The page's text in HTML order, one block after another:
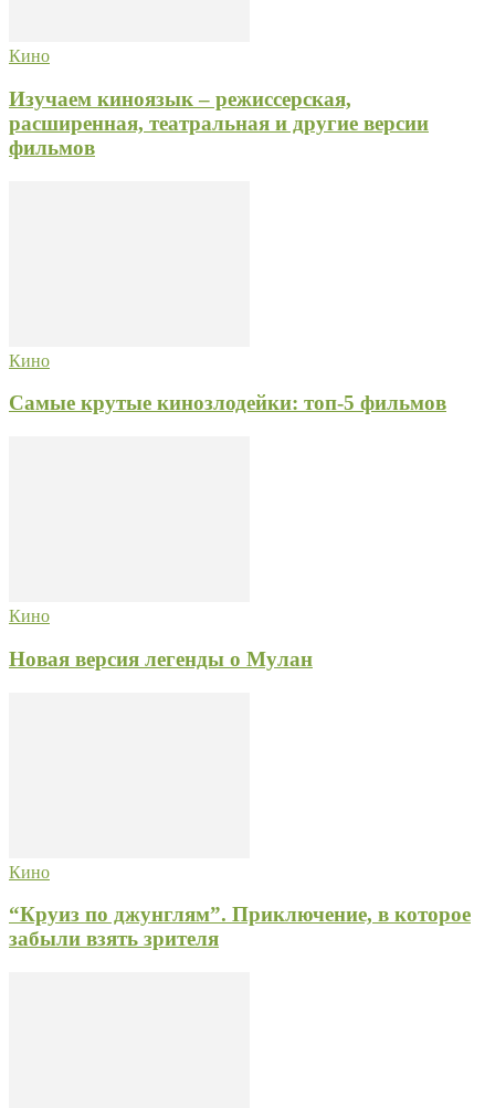
Кино
Изучаем киноязык – режиссерская,
расширенная, театральная и другие версии
фильмов
Кино
Самые крутые кинозлодейки: топ-5 фильмов
Кино
Новая версия легенды о Мулан
Кино
“Круиз по джунглям”. Приключение, в которое
забыли взять зрителя